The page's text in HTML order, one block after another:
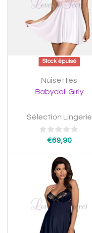
Stock épuisé
Nuisettes
Babydoll Girly
Sélection Lingerie
€69,90